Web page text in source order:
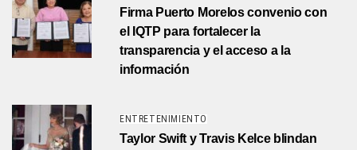
Firma Puerto Morelos convenio con
el IQTP para fortalecer la
transparencia y el acceso a la
información
ENTRETENIMIENTO
Taylor Swift y Travis Kelce blindan